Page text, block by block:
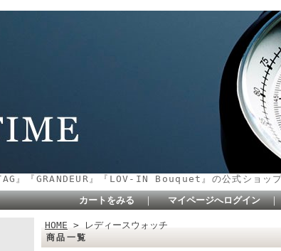
』『GRANDEUR』『LOV-IN Bouquet』の公式ショ
カートをみる ｜ マイページへログイン
HOME > レディースウォッチ
商品一覧